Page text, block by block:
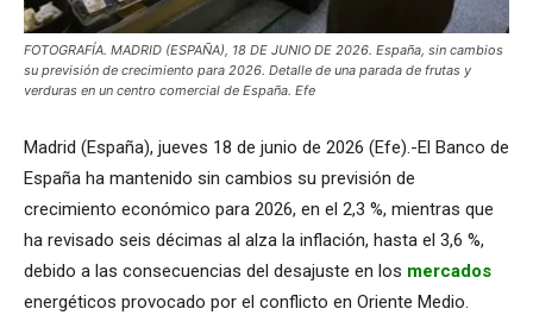
FOTOGRAFÍA. MADRID (ESPAÑA), 18 DE JUNIO DE 2026. España, sin cambios
su previsión de crecimiento para 2026. Detalle de una parada de frutas y
verduras en un centro comercial de España. Efe
Madrid (España), jueves 18 de junio de 2026 (Efe).-El Banco de
España ha mantenido sin cambios su previsión de
crecimiento económico para 2026, en el 2,3 %, mientras que
ha revisado seis décimas al alza la inflación, hasta el 3,6 %,
debido a las consecuencias del desajuste en los mercados
energéticos provocado por el conflicto en Oriente Medio.